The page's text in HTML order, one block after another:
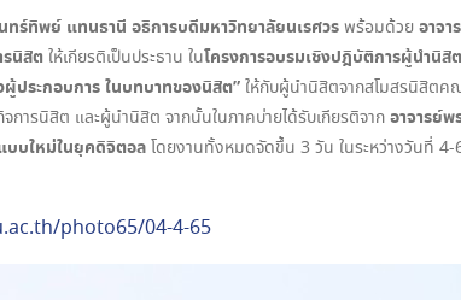
ทร์ทิพย์ แทนธานี อธิการบดีมหาวิทยาลัยนเรศวร พร้อมด้วย อาจา
นิสิต ให้เกียรติเป็นประธาน ในโครงการอบรมเชิงปฎิบัติการผู้นำนิสิ
ประกอบการ ในบทบาทของนิสิต” ให้กับผู้นำนิสิตจากสโมสรนิสิตค
ารนิสิต และผู้นำนิสิต จากนั้นในภาคบ่ายได้รับเกียรติจาก อาจารย์
บใหม่ในยุคดิจิตอล โดยงานทั้งหมดจัดขึ้น 3 วัน ในระหว่างวันที่
photo65/04-4-65